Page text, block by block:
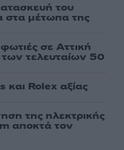
του
στα μέτωπα της
σε Αττική
των τελευταίων 50
Rolex αξίας
της ηλεκτρικής
αποκτά τον